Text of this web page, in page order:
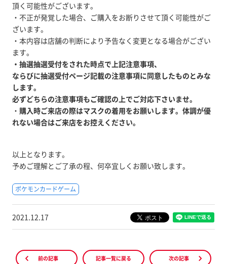
頂く可能性がございます。
・不正が発覚した場合、ご購入をお断りさせて頂く可能性がご
ざいます。
・本内容は店舗の判断により予告なく変更となる場合がござい
ます。
・抽選抽選受付をされた時点で上記注意事項、
ならびに抽選受付ページ記載の注意事項に同意したものとみな
します。
必ずどちらの注意事項もご確認の上でご対応下さいませ。
・ 購入時ご来店の際はマスクの着用をお願いします。体調が優
れない場合はご来店をお控えください。
以上となります。
予めご理解とご了承の程、何卒宜しくお願い致します。
ポケモンカードゲーム
2021.12.17
前の記事 記事一覧に戻る 次の記事